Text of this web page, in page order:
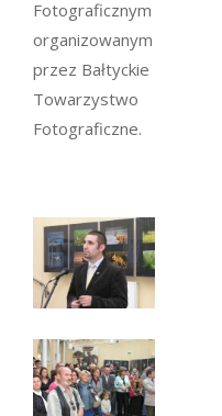
Fotograficznym
organizowanym
przez Bałtyckie
Towarzystwo
Fotograficzne.